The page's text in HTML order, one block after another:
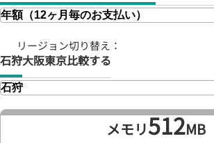
リージョン切り替え：
石狩大阪東京比較する
メモリ512MB